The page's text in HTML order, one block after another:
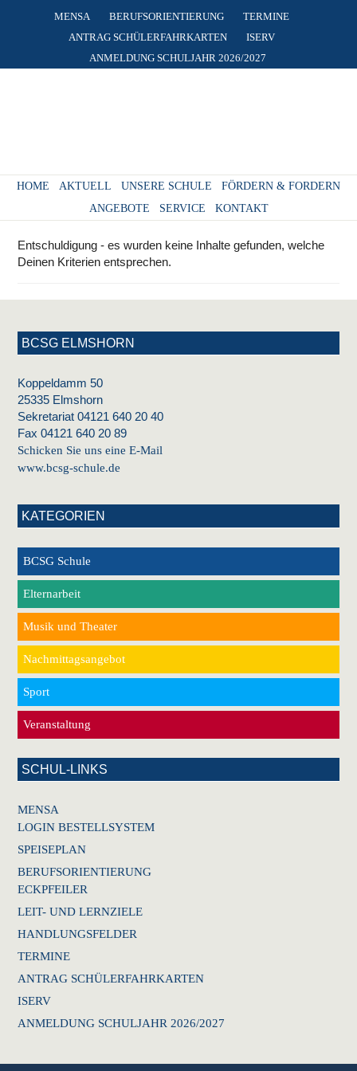
MENSA BERUFSORIENTIERUNG
TERMINE
ANTRAG SCHÜLERFAHRKARTEN
ISERV
ANMELDUNG SCHULJAHR 2026/2027
HOME AKTUELL UNSERE SCHULE
FÖRDERN & FORDERN
ANGEBOTE
SERVICE KONTAKT
Entschuldigung - es wurden keine Inhalte gefunden, welche
Deinen Kriterien entsprechen.
BCSG ELMSHORN
Koppeldamm 50
25335 Elmshorn
Sekretariat 04121 640 20 40
Fax 04121 640 20 89
Schicken Sie uns eine E-Mail
www.bcsg-schule.de
KATEGORIEN
BCSG Schule
Elternarbeit
Musik und Theater
Nachmittagsangebot
Sport
Veranstaltung
SCHUL-LINKS
MENSA
LOGIN BESTELLSYSTEM
SPEISEPLAN
BERUFSORIENTIERUNG
ECKPFEILER
LEIT- UND LERNZIELE
HANDLUNGSFELDER
TERMINE
ANTRAG SCHÜLERFAHRKARTEN
ISERV
ANMELDUNG SCHULJAHR 2026/2027